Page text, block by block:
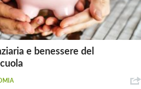
e benessere del